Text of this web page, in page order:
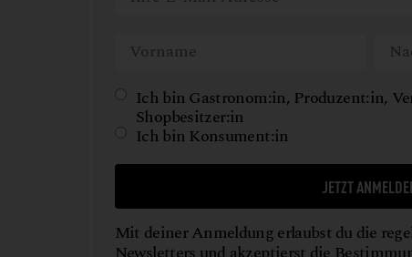
Ich bin Gastronom:in, Produzent:in,
Shopbesitzer:in
Ich bin Konsument:in
JETZT
Mit deiner Anmeldung erlaubst du die